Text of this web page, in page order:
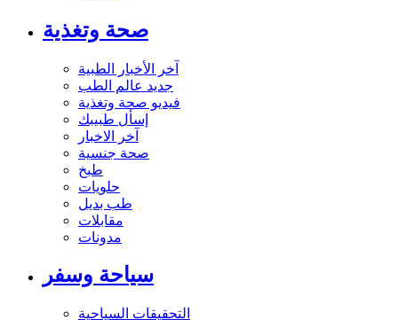
صحة وتغذية
آخر الأخبار الطبية
جديد عالم الطب
فيديو صحة وتغذية
إسأل طبيبك
آخر الاخبار
صحة جنسية
طبخ
حلويات
طب بديل
مقابلات
مدونات
سياحة وسفر
التحقيقات السياحية